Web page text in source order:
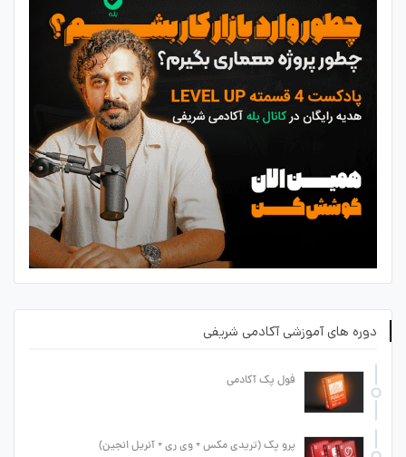
دوره های آموزشی آکادمی شریفی
فول پک آکادمی
پرو پک (تریدی مکس + وی ری + آنریل انجین)